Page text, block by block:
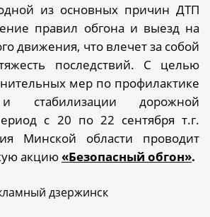
из основных причин ДТП
правил обгона и выезд на
движения, что влечет за собой
последствий. С целью
мер по профилактике
стабилизации дорожной
с 20 по 22 сентября т.г.
Минской области проводит
акцию«Безопасный обгон».